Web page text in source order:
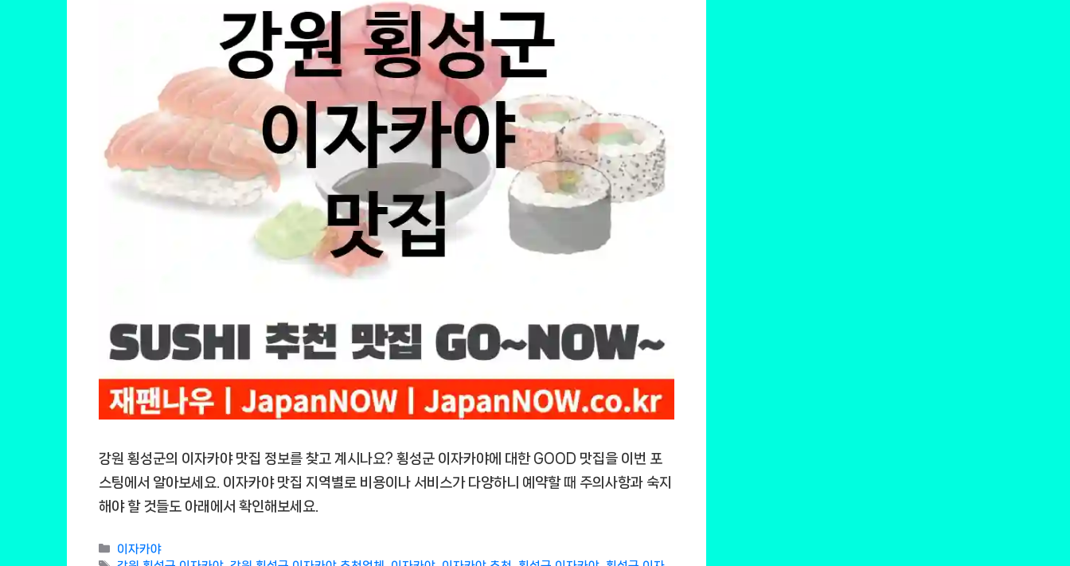
강원 횡성군의 이자카야 맛집 정보를 찾고 계시나요? 횡성군 이자카야에 대한 GOOD 맛집을 이번 포
스팅에서 알아보세요. 이자카야 맛집 지역별로 비용이나 서비스가 다양하니 예약할 때 주의사항과 숙지
해야 할 것들도 아래에서 확인해보세요.
Categories
이자카야